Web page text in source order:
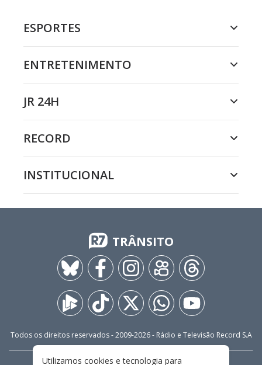
ESPORTES
ENTRETENIMENTO
JR 24H
RECORD
INSTITUCIONAL
TRÂNSITO
Todos os direitos reservados - 2009-2026- Rádio e Televisão Record S.A
Utilizamos cookies e tecnologia para